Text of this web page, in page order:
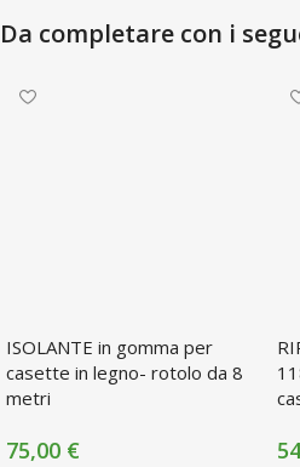
Da completare con i
ISOLANTE in gomma per
casette in legno- rotolo da 8
metri
75,00 €